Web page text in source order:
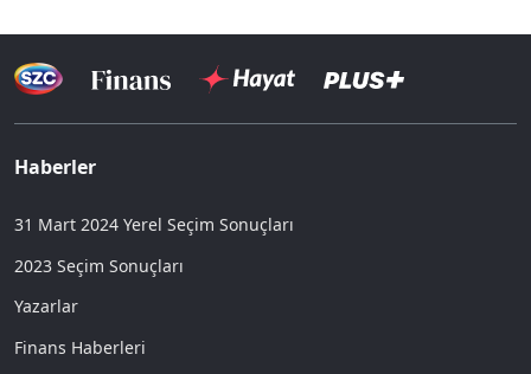
Haberler
31 Mart 2024 Yerel Seçim Sonuçları
2023 Seçim Sonuçları
Yazarlar
Finans Haberleri